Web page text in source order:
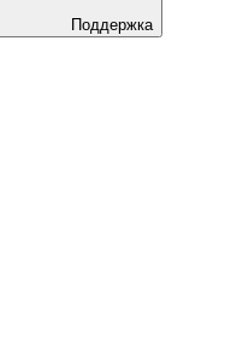
Поддержка